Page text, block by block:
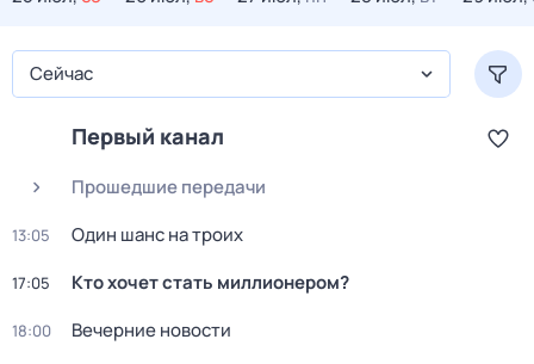
Сейчас
Первый канал
Прошедшие передачи
13:05 Один шанс на троих
17:05 Кто хочет стать миллионером?
18:00 Вечерние новости